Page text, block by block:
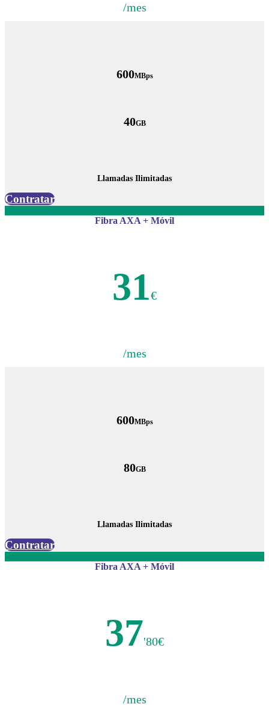
/mes
600MBps
40GB
Llamadas Ilimitadas
Contratar
Fibra AXA + Móvil
31€
/mes
600MBps
80GB
Llamadas Ilimitadas
Contratar
Fibra AXA + Móvil
37'80€
/mes